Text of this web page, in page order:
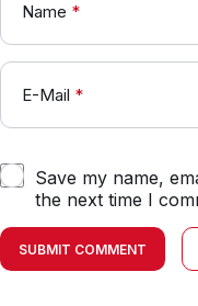
Name *
E-Mail *
Save my name,
the next time I
SUBMIT COMMENT